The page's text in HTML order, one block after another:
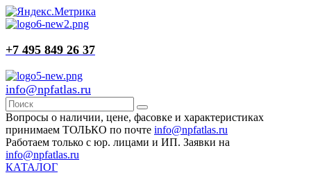
+7 495 849 26 37
info@npfatlas.ru
Вопросы о наличии, цене, фасовке и характеристиках
принимаем ТОЛЬКО по почте info@npfatlas.ru
Работаем только с юр. лицами и ИП. Заявки на
info@npfatlas.ru
КАТАЛОГ